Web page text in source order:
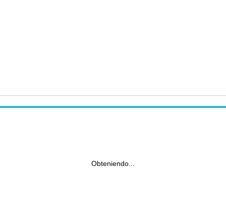
Obteniendo...